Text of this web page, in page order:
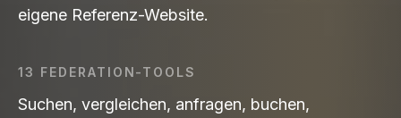
eigene Referenz-Website.
13 FEDERATION-TOOLS
Suchen, vergleichen, anfragen, buchen,